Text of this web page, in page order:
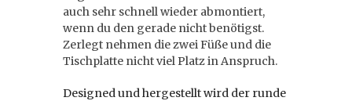
auch sehr schnell wieder abmontiert,
wenn du den gerade nicht benötigst.
Zerlegt nehmen die zwei Füße und die
Tischplatte nicht viel Platz in Anspruch.
Designed und hergestellt wird der runde